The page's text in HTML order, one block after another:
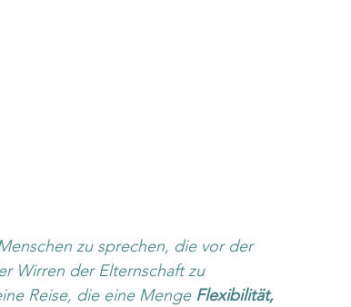
zu sprechen, die vor der
Wirren der Elternschaft zu
Reise, die eine Menge Flexibilität,